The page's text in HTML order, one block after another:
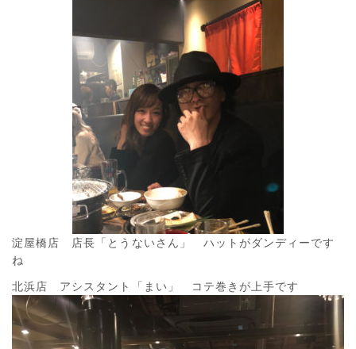
淀屋橋店 店長「とうないさん」 ハットがダンディーです
ね
北浜店 アシスタント「まい」 コテ巻きが上手です